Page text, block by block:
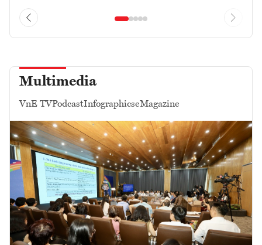
Multimedia
VnE TVPodcastInfographicseMagazine